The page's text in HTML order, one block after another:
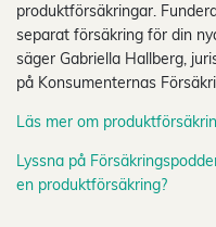
produktförsäkringar.
separat försäkring för din
säger Gabriella Hallberg,
på Konsumenternas
Läs mer om
Lyssna på
en produktförsäkring?